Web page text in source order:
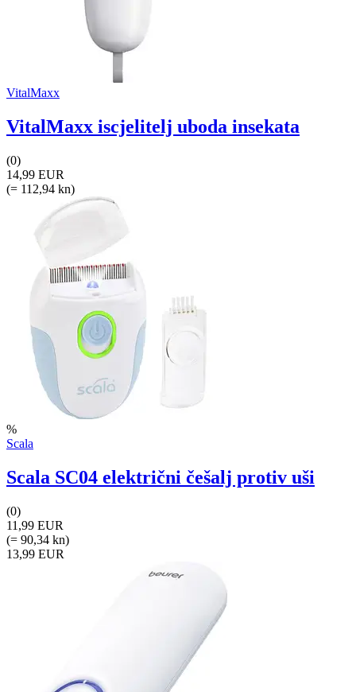
VitalMaxx
VitalMaxx iscjelitelj uboda insekata
(0)
14,99 EUR
(= 112,94 kn)
%
Scala
Scala SC04 električni češalj protiv uši
(0)
11,99 EUR
(= 90,34 kn)
13,99 EUR